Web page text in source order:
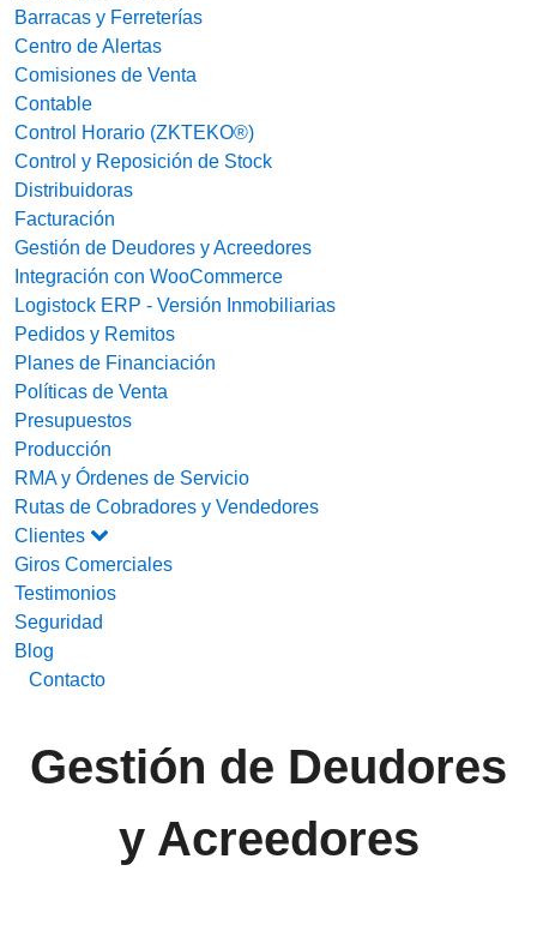
Barracas y Ferreterías
Centro de Alertas
Comisiones de Venta
Contable
Control Horario (ZKTEKO®)
Control y Reposición de Stock
Distribuidoras
Facturación
Gestión de Deudores y Acreedores
Integración con WooCommerce
Logistock ERP - Versión Inmobiliarias
Pedidos y Remitos
Planes de Financiación
Políticas de Venta
Presupuestos
Producción
RMA y Órdenes de Servicio
Rutas de Cobradores y Vendedores
Clientes
Giros Comerciales
Testimonios
Seguridad
Blog
Contacto
Gestión de Deudores
y Acreedores